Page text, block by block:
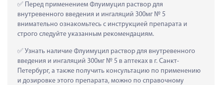
Перед применением Флуимуцил раствор для
внутревенного введения и ингаляций 300мг № 5
внимательно ознакомьтесь с инструкцией препарата и
строго следуйте указанным рекомендациям.
Узнать наличие Флуимуцил раствор для внутревенного
введения и ингаляций 300мг № 5 в аптеках в г. Санкт-
Петербург, а также получить консультацию по применению
и дозировке этого препарата, можно по справочному